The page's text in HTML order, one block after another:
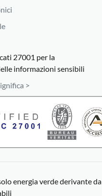
27001 per la
informazioni sensibili
>
energia verde derivante da